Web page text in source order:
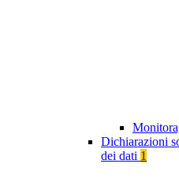
Dichiarazioni
dei dati 1